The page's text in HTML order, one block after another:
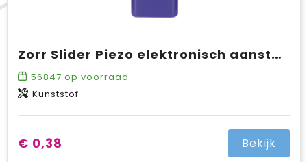
Zorr Slider Piezo elektronisch aansteker HC, navulbaar
56847 op voorraad
Kunststof
€ 0,38 Bekijk